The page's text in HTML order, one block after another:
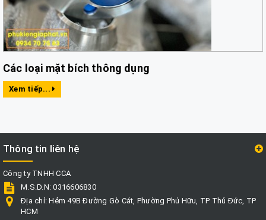
Các loại mặt bích thông dụng
Xem tiếp...
Thông tin liên hệ
Công ty TNHH CCA
M.S.D.N: 0316606830
Địa chỉ:Hẻm 49B Đường Gò Cát, Phường Phú Hữu, TP Thủ Đức, TP
HCM